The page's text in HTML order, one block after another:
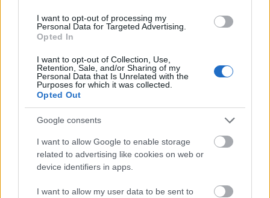
I want to opt-out of processing my
Personal Data for Targeted Advertising.
Opted In
I want to opt-out of Collection, Use,
Retention, Sale, and/or Sharing of my
Personal Data that Is Unrelated with the
Purposes for which it was collected.
Opted Out
Google consents
I want to allow Google to enable storage
related to advertising like cookies on web or
device identifiers in apps.
I want to allow my user data to be sent to
divatfotói a mai napig erőteljes dramaturgiai
hatással bírnak. Határozott kontrasztok,
kamerájával megörökített nőalakjait – pikáns,
provokatív, mégis elegáns formában. „The King
of Kink”, így nevezték a fotóművészt.